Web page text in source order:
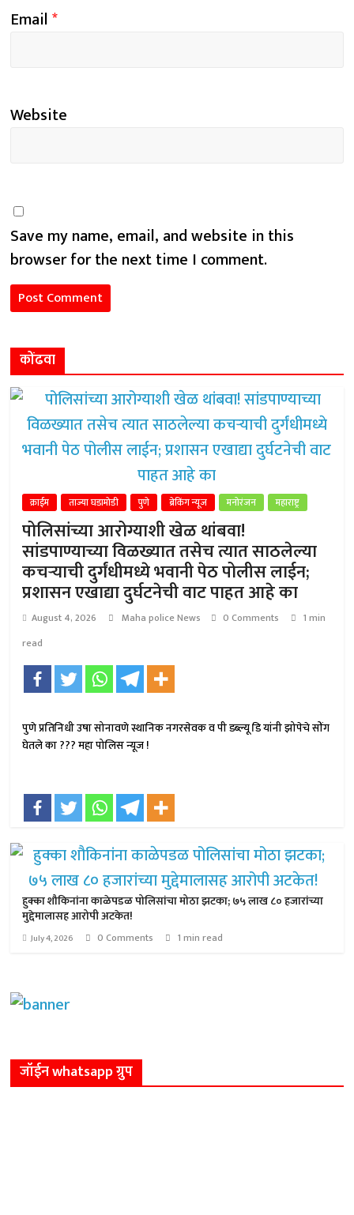
Email*
Website
Save my name, email, and website in this
browser for the next time I comment.
कोंढवा
क्राईम ताज्या घडामोडी पुणे ब्रेकिंग न्यूज मनोरंजन महाराष्ट्र
पोलिसांच्या आरोग्याशी खेळ थांबवा!
सांडपाण्याच्या विळख्यात तसेच त्यात साठलेल्या
कचऱ्याची दुर्गंधीमध्ये भवानी पेठ पोलीस लाईन;
प्रशासन एखाद्या दुर्घटनेची वाट पाहत आहे का
August 4, 2026 Maha police News 0 Comments
1 min
read
पुणे प्रतिनिधी उषा सोनावणे स्थानिक नगरसेवक व पी डब्ल्यू डि यांनी झोपेचे सोंग
घेतले का ??? महा पोलिस न्यूज !
हुक्का शौकिनांना काळेपडळ पोलिसांचा मोठा झटका; ७५ लाख ८० हजारांच्या
मुद्देमालासह आरोपी अटकेत!
July 4, 2026 0 Comments 1 min read
जॉईन whatsapp ग्रुप